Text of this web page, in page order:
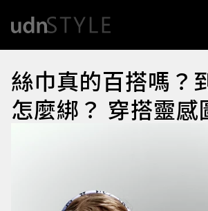
絲巾真的百搭嗎？
怎麼綁？ 穿搭靈感